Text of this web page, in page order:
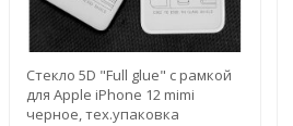
Стекло 5D "Full glue" с рамкой
для Apple iPhone 12 mimi
черное, тех.упаковка